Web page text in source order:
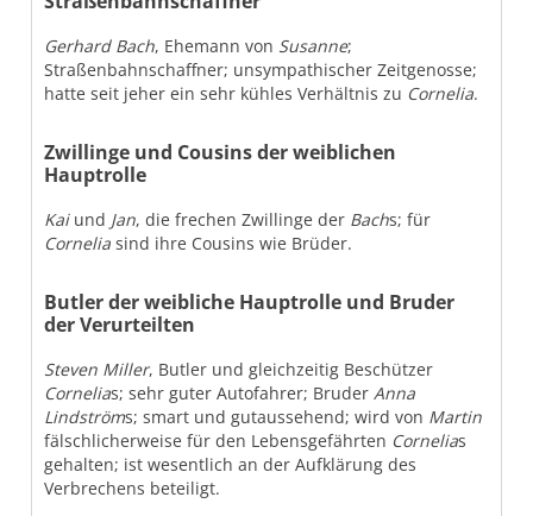
Gerhard Bach, Ehemann von Susanne;
Straßenbahnschaffner; unsympathischer Zeitgenosse;
hatte seit jeher ein sehr kühles Verhältnis zu Cornelia.
Zwillinge und Cousins der weiblichen
Hauptrolle
Kaiund Jan, die frechen Zwillinge der Bachs; für
Cornelia sind ihre Cousins wie Brüder.
Butler der weibliche Hauptrolle und Bruder
der Verurteilten
Steven Miller, Butler und gleichzeitig Beschützer
Cornelias; sehr guter Autofahrer; BruderAnna
Lindströms; smart und gutaussehend; wird von Martin
fälschlicherweise für den Lebensgefährten Cornelias
gehalten; ist wesentlich an der Aufklärung des
Verbrechens beteiligt.